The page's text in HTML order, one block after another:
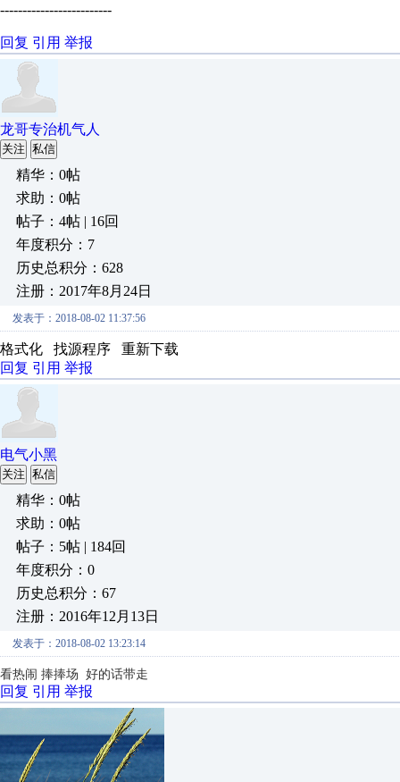
-------------------------
回复 引用 举报
龙哥专治机气人
关注 私信
精华：0帖
求助：0帖
帖子：4帖 | 16回
年度积分：7
历史总积分：628
注册：2017年8月24日
发表于：2018-08-02 11:37:56
格式化 找源程序 重新下载
回复 引用 举报
电气小黑
关注 私信
精华：0帖
求助：0帖
帖子：5帖 | 184回
年度积分：0
历史总积分：67
注册：2016年12月13日
发表于：2018-08-02 13:23:14
看热闹 捧捧场 好的话带走
回复 引用 举报